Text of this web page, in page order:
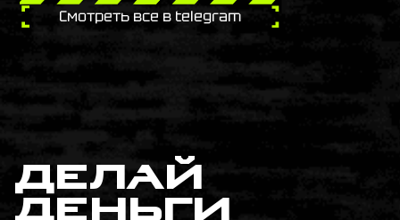
Смотреть все в telegram
делай
деньги